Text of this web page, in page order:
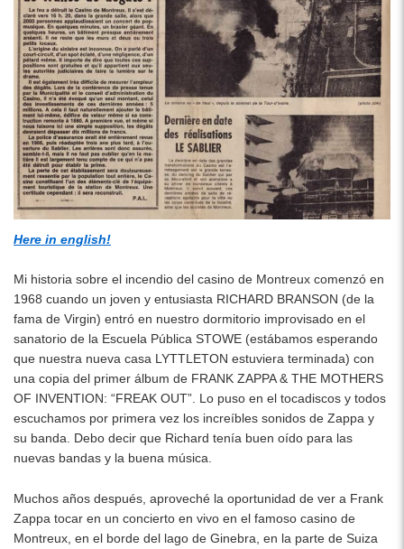
Here in english!
Mi historia sobre el incendio del casino de Montreux comenzó en
1968 cuando un joven y entusiasta RICHARD BRANSON (de la
fama de Virgin) entró en nuestro dormitorio improvisado en el
sanatorio de la Escuela Pública STOWE (estábamos esperando
que nuestra nueva casa LYTTLETON estuviera terminada) con
una copia del primer álbum de FRANK ZAPPA & THE MOTHERS
OF INVENTION: “FREAK OUT”. Lo puso en el tocadiscos y todos
escuchamos por primera vez los increíbles sonidos de Zappa y
su banda. Debo decir que Richard tenía buen oído para las
nuevas bandas y la buena música.
Muchos años después, aproveché la oportunidad de ver a Frank
Zappa tocar en un concierto en vivo en el famoso casino de
Montreux, en el borde del lago de Ginebra, en la parte de Suiza